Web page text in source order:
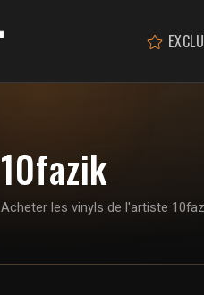
10fazik
Acheter les vinyls de l'artiste